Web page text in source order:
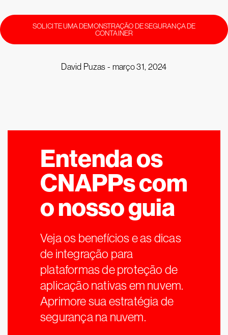
SOLICITE UMA DEMONSTRAÇÃO DE SEGURANÇA DE
CONTAINER
David Puzas - março 31, 2024
Entenda os
CNAPPs com
o nosso guia
Veja os benefícios e as dicas
de integração para
plataformas de proteção de
aplicação nativas em nuvem.
Aprimore sua estratégia de
segurança na nuvem.